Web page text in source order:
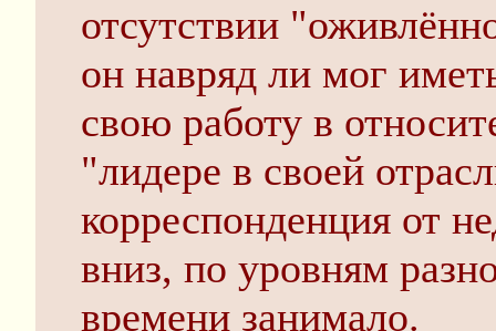
отсутствии
он навряд ли мог
свою работу в
"лидере в своей
корреспонденция от
вниз, по уровням
времени занимало.